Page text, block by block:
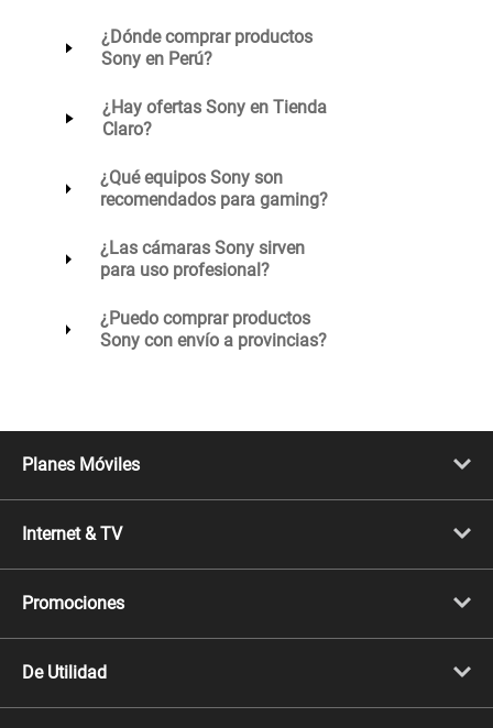
¿Dónde comprar productos
Sony en Perú?
¿Hay ofertas Sony en Tienda
Claro?
¿Qué equipos Sony son
recomendados para gaming?
¿Las cámaras Sony sirven
para uso profesional?
¿Puedo comprar productos
Sony con envío a provincias?
Planes Móviles
Línea Nueva
Línea Adicional
Migración
Internet & TV
Internet + TV
Mejora tu plan
Promociones
Celulares iPhone
Celulares Samsung
De Utilidad